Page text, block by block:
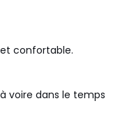
confortable.
voire dans le temps